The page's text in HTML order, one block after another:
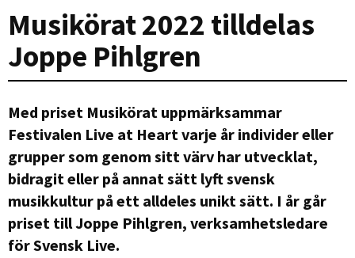
Musikörat 2022 tilldelas
Joppe Pihlgren
Med priset Musikörat uppmärksammar
Festivalen Live at Heart varje år individer eller
grupper som genom sitt värv har utvecklat,
bidragit eller på annat sätt lyft svensk
musikkultur på ett alldeles unikt sätt. I år går
priset till Joppe Pihlgren, verksamhetsledare
för Svensk Live.